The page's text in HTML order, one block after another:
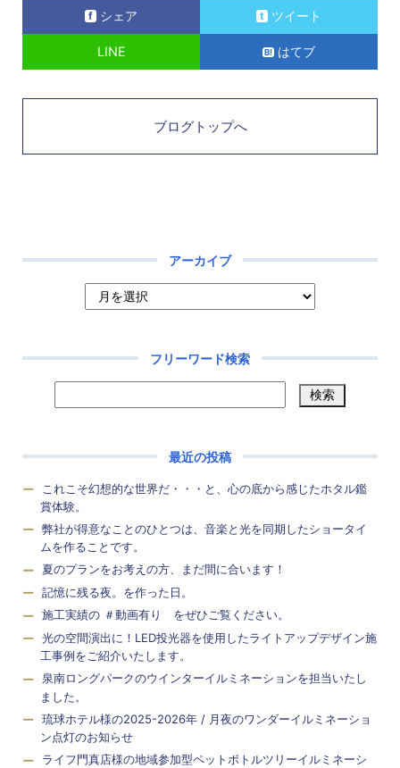
シェア ツイート
LINE はてブ
ブログトップへ
アーカイブ
フリーワード検索
最近の投稿
これこそ幻想的な世界だ・・・と、心の底から感じたホタル鑑
賞体験。
弊社が得意なことのひとつは、音楽と光を同期したショータイ
ムを作ることです。
夏のプランをお考えの方、まだ間に合います！
記憶に残る夜。を作った日。
施工実績の ＃動画有り をぜひご覧ください。
光の空間演出に！LED投光器を使用したライトアップデザイン施
工事例をご紹介いたします。
泉南ロングパークのウインターイルミネーションを担当いたし
ました。
琉球ホテル様の2025-2026年 / 月夜のワンダーイルミネーショ
ン点灯のお知らせ
ライフ門真店様の地域参加型ペットボトルツリーイルミネーシ